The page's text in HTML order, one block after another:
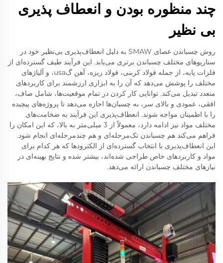
چند منظوره بودن و انعطاف پذیری
بی نظیر
روش چسباندن عصای SMAW به دلیل انعطاف‌پذیری بی‌نظیر خود در
سناریوهای مختلف چسباندن برتری می‌یابد. این فرآیند طیف گسترده‌ای از
فلزات پایه، از جمله فولاد کربنی، فولاد ریزه، آهن گusa، و آلیاژهای
مختلف را پوشش می‌دهد که آن را به ابزاری ارزشمند برای کاربردهای
متعدد تبدیل می‌کند. توانایی کار کردن در تمام موقعیت‌ها، شامل صاف،
افقی، عمودی و بالای سر، به چسبان‌ها اجازه می‌دهد تا پروژه‌های پیچیده
را با اطمینان مواجه شوند. انعطاف‌پذیری این فرآیند به ضخامت‌های
مختلف مواد نیز ادامه دارد، معمولاً از 3 میلی‌متر به بالا، که این امکان را
فراهم می‌کند هم چسباندن تک‌مرحله‌ای و هم چندمرحله‌ای انجام شود.
این انعطاف‌پذیری با انتخاب گسترده‌ای از الکترودها که هر کدام برای
مواد و کاربردهای خاص طراحی شده‌اند، بیشتر شده و نتایج بهینه‌ای در
نیازهای مختلف چسباندن ارائه می‌دهد.